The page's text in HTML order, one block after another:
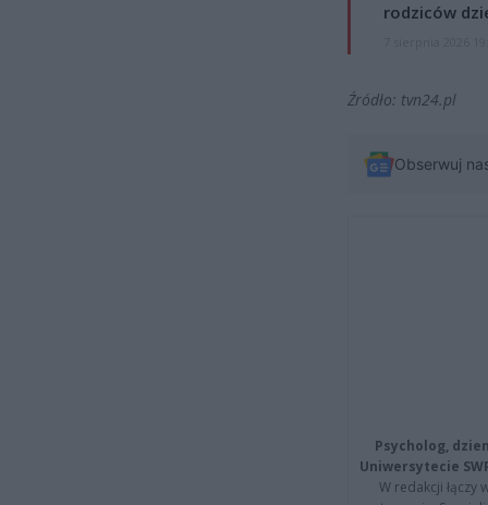
rodziców
Źródło: tvn24.pl
Obserwuj
Psycholog,
Uniwersytecie
W redakcji łączy